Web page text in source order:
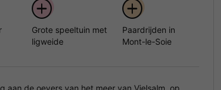
Grote speeltuin met
ligweide
Paardrijden in
Mont-le-Soie
aan de oevers van het meer van Vielsalm, op